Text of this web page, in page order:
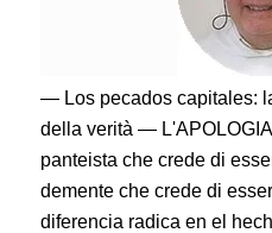
— Los pecados capitales:
della verità —
panteista che crede di
demente che crede di
diferencia radica en el